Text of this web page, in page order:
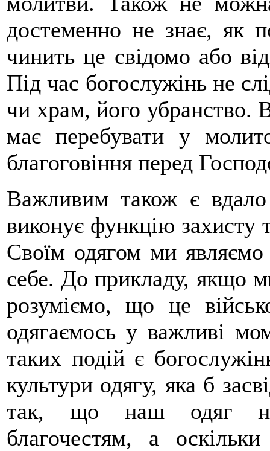
достеменно не знає, як
чинить це свідомо або
Під час богослужінь не
чи храм, його убранство.
має перебувати у
благоговіння перед
Важливим також є
виконує функцію захисту
Своїм одягом ми являємо
себе. До прикладу, якщо
розуміємо, що це
одягаємось у важливі
таких подій є
культури одягу, яка б
так, що наш одяг
благочестям, а